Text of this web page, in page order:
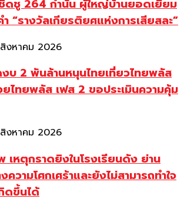
ดชู 264 กำนัน ผู้ใหญ่บ้านยอดเยี่ยม
“รางวัลเกียรติยศแห่งการเสียสละ”
งหาคม 2026
บ 2 พันล้านหนุนไทยเที่ยวไทยพลัส
ยไทยพลัส เฟส 2 ขอประเมินความคุ้ม
งหาคม 2026
เหตุกราดยิงในโรงเรียนดัง ย่าน
วามโศกเศร้าและยังไม่สามารถทำใจ
ดขึ้นได้